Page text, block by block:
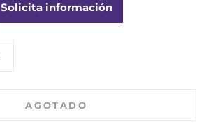
Solicita información
AGOTADO